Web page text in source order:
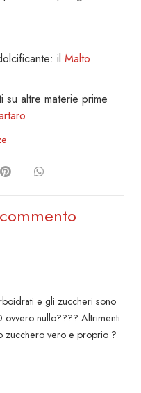
il Malto
altre materie prime
e gli zuccheri sono
nullo???? Altrimenti
zucchero vero e proprio ?